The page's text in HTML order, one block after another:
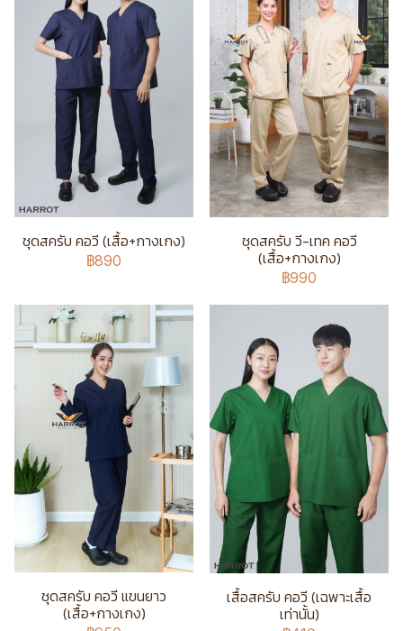
ชุดสครับ คอวี (เสื้อ+กางเกง)
฿890
ชุดสครับ วี-เทค คอวี
(เสื้อ+กางเกง)
฿990
ชุดสครับ คอวี แขนยาว
(เสื้อ+กางเกง)
เสื้อสครับ คอวี (เฉพาะเสื้อ
เท่านั้น)